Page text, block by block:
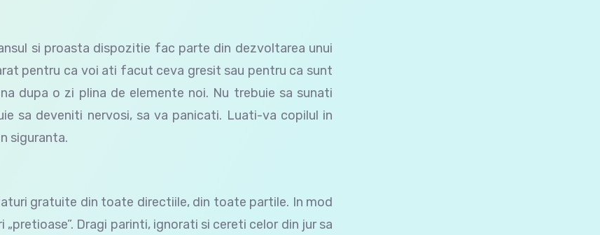
si proasta dispozitie fac parte din dezvoltarea unui
pentru ca voi ati facut ceva gresit sau pentru ca sunt
dupa o zi plina de elemente noi. Nu trebuie sa sunati
sa deveniti nervosi, sa va panicati. Luati-va copilul in
siguranta.
gratuite din toate directiile, din toate partile. In mod
Dragi parinti, ignorati si cereti celor din jur sa